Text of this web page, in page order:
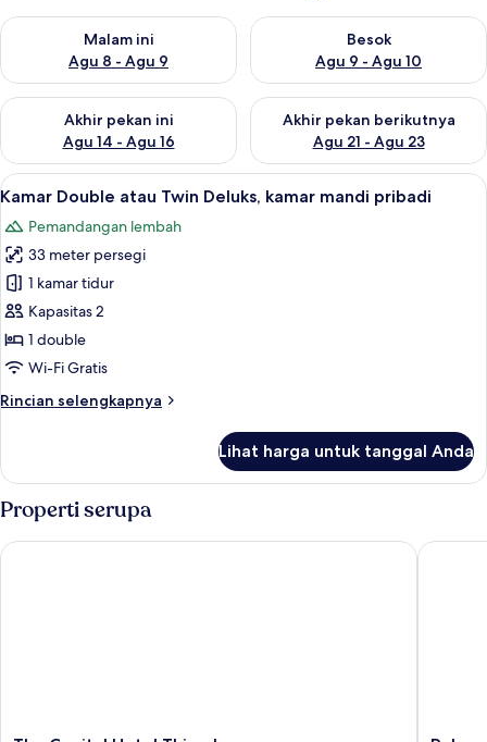
Malam ini
Agu 8 - Agu 9
Periksa ketersediaan untuk malam ini Agu 8 - Agu 9
Besok
Agu 9 - Agu 10
Periksa ketersediaan untuk
Akhir pekan ini
Agu 14 - Agu 16
Periksa ketersediaan untuk akhir pekan ini Agu 14 - Agu 16
Akhir pekan berikutnya
Agu 21 - Agu 23
Periksa ketersediaan untuk
Lihat
semua
foto
untuk
Kamar
Double
atau
Twin
kamar
Kamar Double atau Twin Deluks,
11
Kamar Double atau Twin Deluks, kamar mandi pribadi
Pemandangan lembah
33 meter persegi
1 kamar tidur
Kapasitas 2
1 double
Wi-Fi Gratis
Rincian selengkapnya
Rincian
Kamar
Double
atau
Twin
Deluks,
Lihat harga untuk tanggal Anda
Properti serupa
The Capital Hotel Thimphu Pelyang